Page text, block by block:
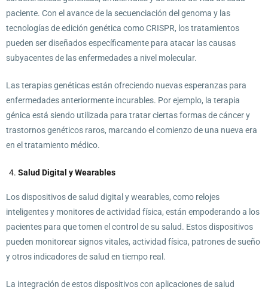
paciente. Con el avance de la secuenciación del genoma y las
tecnologías de edición genética como CRISPR, los tratamientos
pueden ser diseñados específicamente para atacar las causas
subyacentes de las enfermedades a nivel molecular.
Las terapias genéticas están ofreciendo nuevas esperanzas para
enfermedades anteriormente incurables. Por ejemplo, la terapia
génica está siendo utilizada para tratar ciertas formas de cáncer y
trastornos genéticos raros, marcando el comienzo de una nueva era
en el tratamiento médico.
Salud Digital y Wearables
Los dispositivos de salud digital y wearables, como relojes
inteligentes y monitores de actividad física, están empoderando a los
pacientes para que tomen el control de su salud. Estos dispositivos
pueden monitorear signos vitales, actividad física, patrones de sueño
y otros indicadores de salud en tiempo real.
La integración de estos dispositivos con aplicaciones de salud